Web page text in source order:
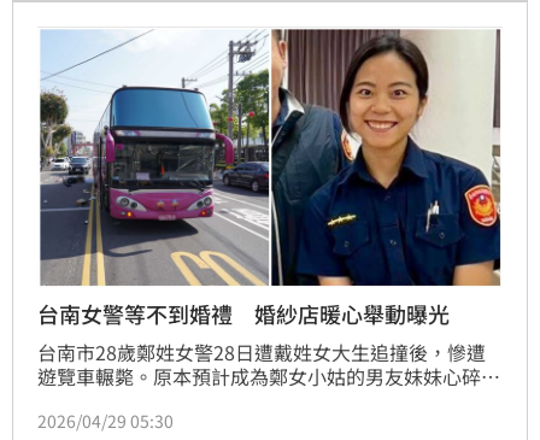
心消息，也紛紛給予該間婚紗店五星評價。
台南女警等不到婚禮 婚紗店暖心舉動曝光
台南市28歲鄭姓女警28日遭戴姓女大生追撞後，慘遭
遊覽車輾斃。原本預計成為鄭女小姑的男友妹妹心碎透
得知發生意外後，也大氣表示願意免費贈送婚紗、再做
2026/04/29 05:30